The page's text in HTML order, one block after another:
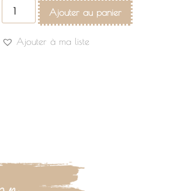
Ajouter au panier
Ajouter à ma liste